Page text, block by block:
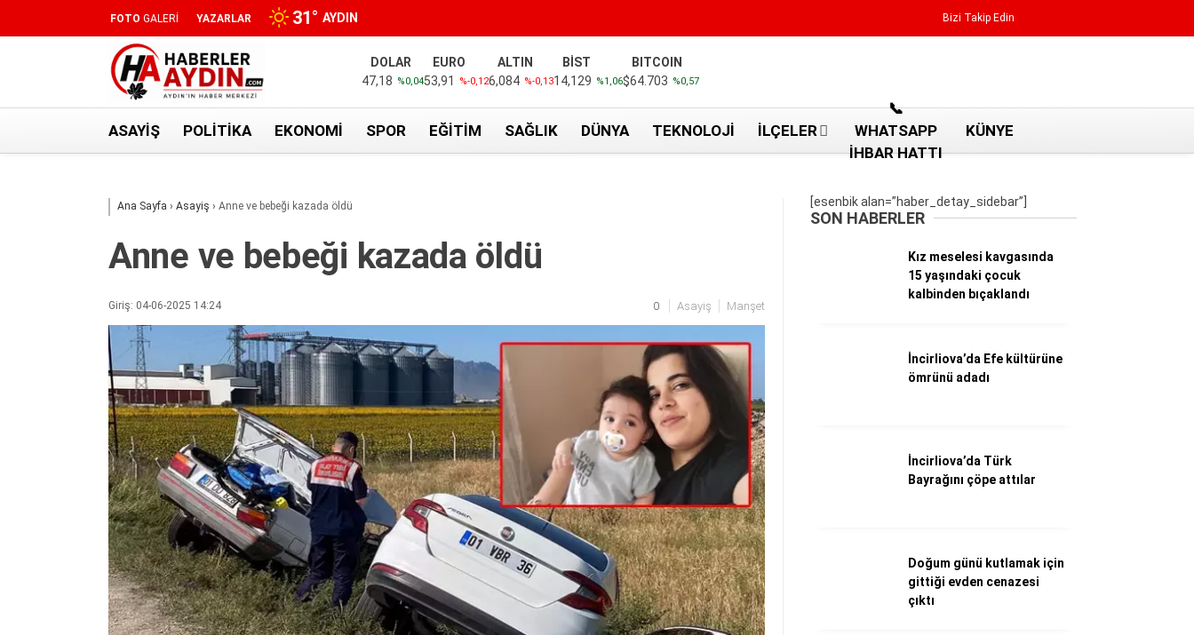
Aydın Haberleri
İletişim
Künye
FOTO GALERİ YAZARLAR 31° AYDIN Bizi Takip Edin
DOLAR
47,18 %0,04
EURO
53,91
%-0,12
ALTIN
6,084 %-0,13
BİST
14,129 %1,06
BITCOIN
$64.703 %0,57
ASAYIŞ POLITIKA EKONOMI SPOR EĞITIM SAĞLIK DÜNYA TEKNOLOJI İLÇELER
📞
WHATSAPP
İHBAR HATTI
KÜNYE
Ana Sayfa › Asayiş › Anne ve bebeği kazada öldü
Anne ve bebeği kazada öldü
Giriş: 04-06-2025 14:24 0 Asayiş Manşet
[esenbik alan=”haber_detay_sidebar”]
SON HABERLER
Kız meselesi kavgasında
15 yaşındaki çocuk
kalbinden bıçaklandı
İncirliova’da Efe kültürüne
ömrünü adadı
İncirliova’da Türk
Bayrağını çöpe attılar
Doğum günü kutlamak için
gittiği evden cenazesi
çıktı